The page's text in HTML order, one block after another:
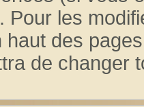
Pour les
haut des
de changer